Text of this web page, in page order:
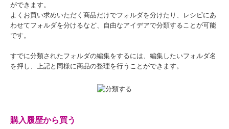
ができます。
よくお買い求めいただく商品だけでフォルダを分けたり、レシピにあ
わせてフォルダを分けるなど、自由なアイデアで分類することが可能
です。
すでに分類されたフォルダの編集をするには、編集したいフォルダ名
を押し、上記と同様に商品の整理を行うことができます。
購入履歴から買う